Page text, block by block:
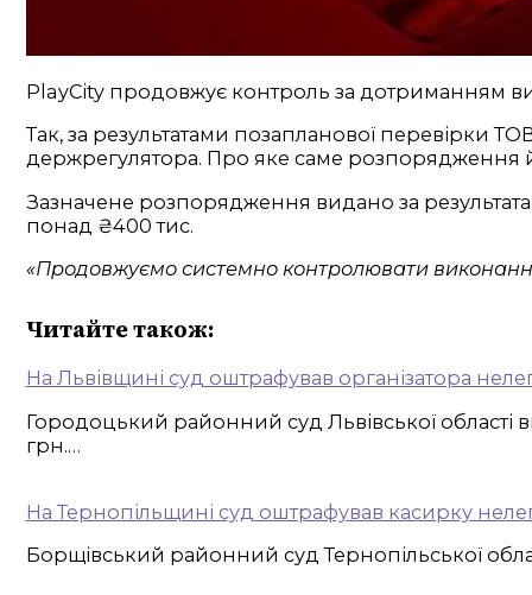
PlayCity продовжує контроль за дотриманням
Так, за результатами позапланової
держрегулятора. Про яке саме розпорядження
Зазначене розпорядження видано за
понад ₴400 тис.
«Продовжуємо системно контролювати
Читайте також:
На Львівщині суд оштрафував організатора
Городоцький районний суд Львівської області
грн.…
На Тернопільщині суд оштрафував касирку
Борщівський районний суд Тернопільської